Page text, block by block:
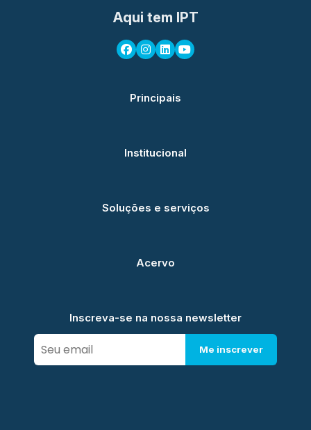
Aqui tem IPT
Principais
Institucional
Soluções e serviços
Acervo
Inscreva-se na nossa newsletter
Me inscrever